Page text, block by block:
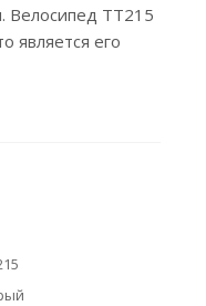
Велосипед TT215
является его